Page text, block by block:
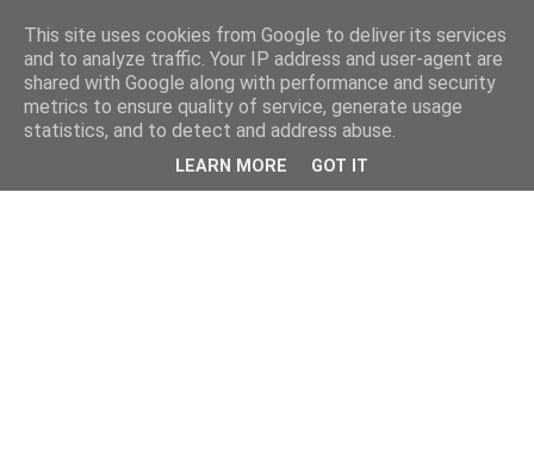
This site uses cookies from Google to deliver its services
and to analyze traffic. Your IP address and user-agent are
shared with Google along with performance and security
metrics to ensure quality of service, generate usage
statistics, and to detect and address abuse.
LEARN MORE GOT IT